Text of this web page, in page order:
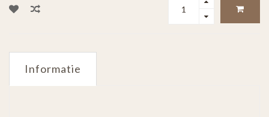
Informatie